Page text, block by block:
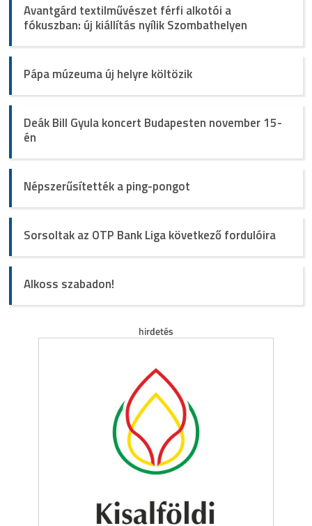
Avantgárd textilművészet férfi alkotói a
fókuszban: új kiállítás nyílik Szombathelyen
Pápa múzeuma új helyre költözik
Deák Bill Gyula koncert Budapesten november 15-
én
Népszerűsítették a ping-pongot
Sorsoltak az OTP Bank Liga következő fordulóira
Alkoss szabadon!